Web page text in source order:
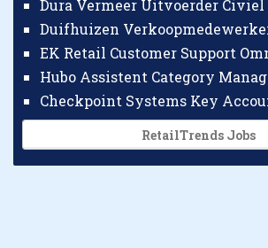
Dura Vermeer Uitvoerder
Duifhuizen
EK Retail Customer Support
Hubo Assistent Category
RetailTrends Jobs